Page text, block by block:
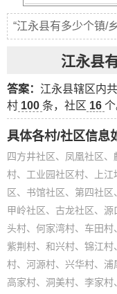
“江永县有多少个镇/
江永县
答案： 江永县辖区内
村 100 条，社区 16 个
具体各村/社区信息
四方井社区、凤凰社区
村、工业园社区村、上
区、书馆社区、第四社
甲岭社区、古龙社区、
头村、何家湾村、车田村
紫荆村、和兴村、锦江
村、河源村、兴华村、浦
高家村、洞美村、李家村